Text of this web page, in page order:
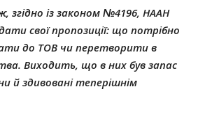
згідно із законом №4196, НААН
свої пропозиції: що потрібно
до ТОВ чи перетворити в
Виходить, що в них був запас
й здивовані теперішнім